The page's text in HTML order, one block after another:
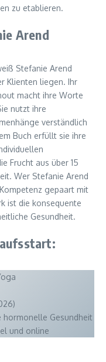
zu etablieren.
Arend
Stefanie Arend
Klienten liegen. Ihr
macht ihre Worte
nutzt ihre
verständlich
Buch erfüllt sie ihre
Frucht aus über 15
Wer Stefanie Arend
gepaart mit
ist die konsequente
Gesundheit.
hormonelle Gesundheit
und online